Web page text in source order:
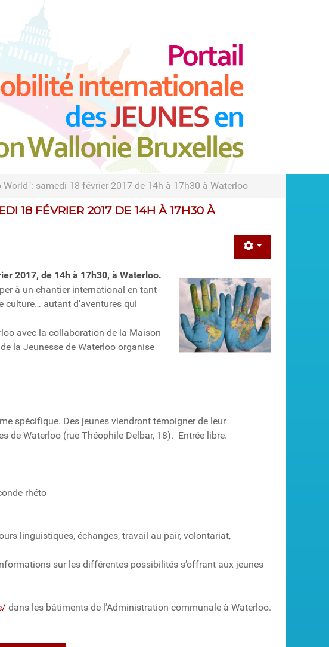
samedi 18 février 2017 de 14h à 17h30 à Waterloo
18 FÉVRIER 2017 DE 14H À 17H30 À
2017, de 14h à 17h30, à Waterloo.
à un chantier international en tant
culture… autant d’aventures qui
avec la collaboration de la Maison
la Jeunesse de Waterloo organise
spécifique. Des jeunes viendront témoigner de leur
de Waterloo (rue Théophile Delbar, 18). Entrée libre.
rhéto
linguistiques, échanges, travail au pair, volontariat,
sur les différentes possibilités s’offrant aux jeunes
dans les bâtiments de l’Administration communale à Waterloo.